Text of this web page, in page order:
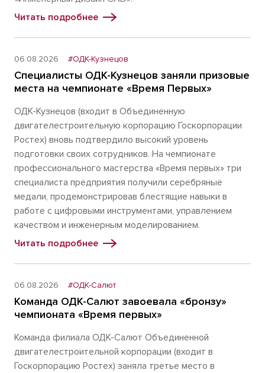
Читать подробнее
06.08.2026 #ОДК-Кузнецов
Специалисты ОДК-Кузнецов заняли призовые
места на чемпионате «Время Первых»
ОДК-Кузнецов (входит в Объединенную
двигателестроительную корпорацию Госкорпорации
Ростех) вновь подтвердило высокий уровень
подготовки своих сотрудников. На чемпионате
профессионального мастерства «Время первых» три
специалиста предприятия получили серебряные
медали, продемонстрировав блестящие навыки в
работе с цифровыми инструментами, управлением
качеством и инженерным моделированием.
Читать подробнее
06.08.2026 #ОДК-Салют
Команда ОДК-Салют завоевала «бронзу»
чемпионата «Время первых»
Команда филиала ОДК-Салют Объединенной
двигателестроительной корпорации (входит в
Госкорпорацию Ростех) заняла третье место в